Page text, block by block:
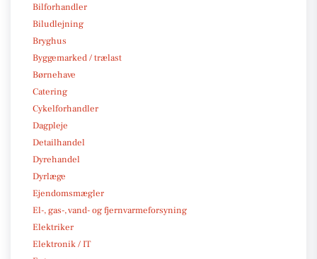
Bilforhandler
Biludlejning
Bryghus
Byggemarked / trælast
Børnehave
Catering
Cykelforhandler
Dagpleje
Detailhandel
Dyrehandel
Dyrlæge
Ejendomsmægler
El-, gas-, vand- og fjernvarmeforsyning
Elektriker
Elektronik / IT